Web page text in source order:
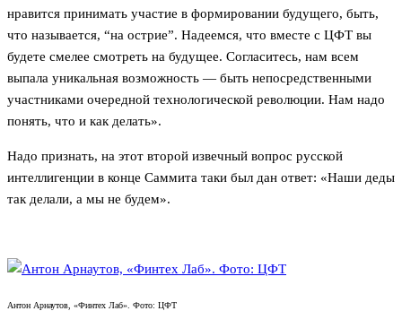
нравится принимать участие в формировании будущего, быть,
что называется, “на острие”. Надеемся, что вместе с ЦФТ вы
будете смелее смотреть на будущее. Согласитесь, нам всем
выпала уникальная возможность — быть непосредственными
участниками очередной технологической революции. Нам надо
понять, что и как делать».
Надо признать, на этот второй извечный вопрос русской
интеллигенции в конце Саммита таки был дан ответ: «Наши деды
так делали, а мы не будем».
Антон Арнаутов, «Финтех Лаб». Фото: ЦФТ